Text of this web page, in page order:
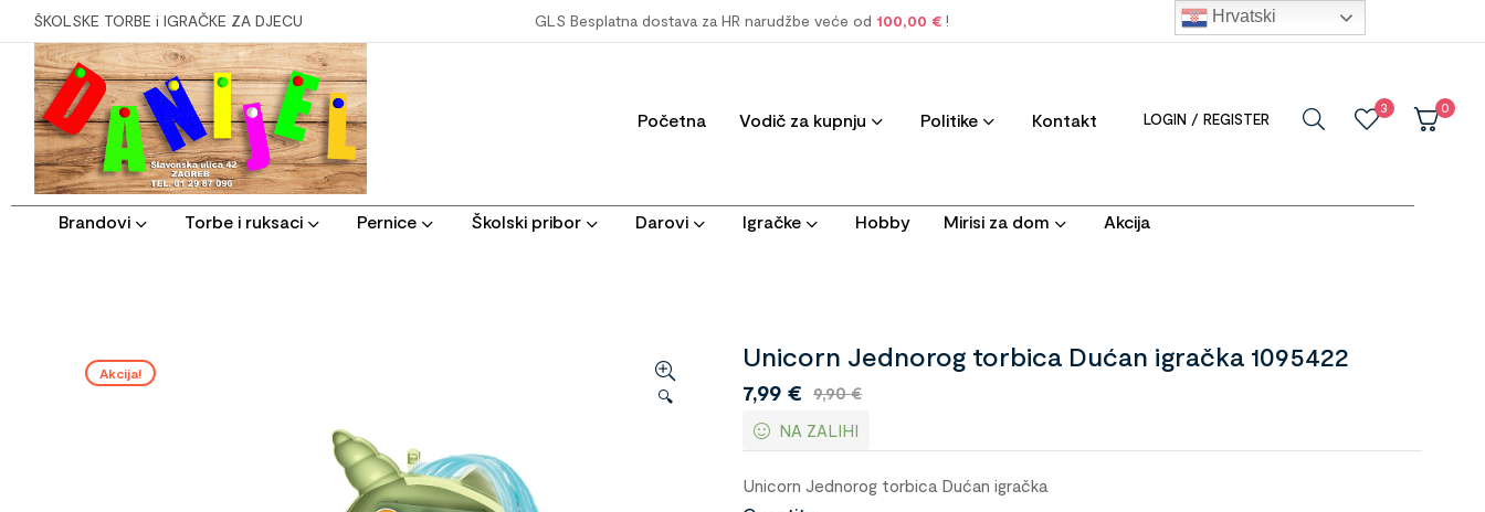
ŠKOLSKE TORBE i IGRAČKE ZA DJECU GLS Besplatna dostava za HR narudžbe veće od 100,00 € !
Početna Vodič za kupnju Politike Kontakt LOGIN / REGISTER
3 0
Brandovi Torbe i ruksaci Pernice Školski pribor Darovi Igračke Hobby Mirisi za dom Akcija
🔍
Akcija!
Unicorn Jednorog torbica Dućan igračka 1095422
9,90€
7,99 €
NA ZALIHI
Unicorn Jednorog torbica Dućan igračka
Hrvatski